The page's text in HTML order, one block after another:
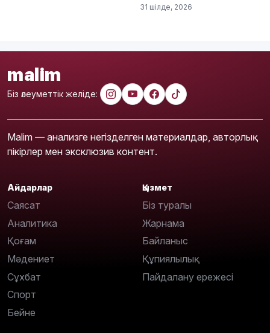
31 шілде, 2026
malim
Біз әлеуметтік желіде:
Malim — анализге негізделген материалдар, авторлық
пікірлер мен эксклюзив контент.
Айдарлар
Саясат
Аналитика
Қоғам
Мәдениет
Сұхбат
Спорт
Бейне
Қызмет
Біз туралы
Жарнама
Байланыс
Құпиялылық
Пайдалану ережесі